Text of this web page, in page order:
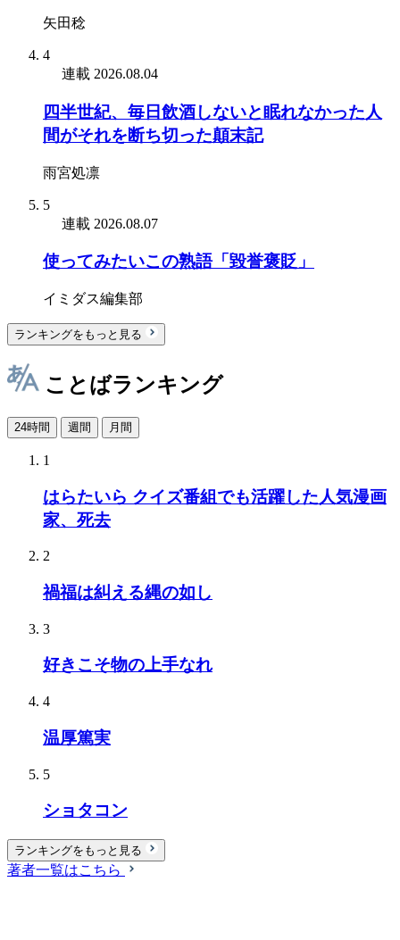
矢田稔
4
連載 2026.08.04
四半世紀、毎日飲酒しないと眠れなかった人
間がそれを断ち切った顛末記
雨宮処凛
5
連載 2026.08.07
使ってみたいこの熟語「毀誉褒貶」
イミダス編集部
ランキングをもっと見る
ことばランキング
24時間 週間 月間
1
はらたいら クイズ番組でも活躍した人気漫画
家、死去
2
禍福は糾える縄の如し
3
好きこそ物の上手なれ
4
温厚篤実
5
ショタコン
ランキングをもっと見る
著者一覧はこちら